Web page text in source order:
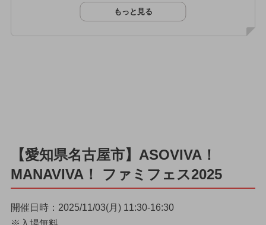
もっと見る
【愛知県名古屋市】ASOVIVA！
MANAVIVA！ ファミフェス2025
開催日時：2025/11/03(月) 11:30-16:30